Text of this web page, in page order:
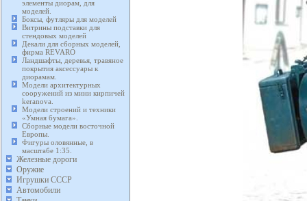
элементы диорам, для
моделей.
Боксы, футляры для моделей
Витрины подставки для
стендовых моделей
Декали для сборных моделей,
фирма REVARO
Ландшафты, деревья, травяное
покрытия аксессуары к
диорамам.
Модели архитектурных
сооружений из мини кирпичей
keranova.
Модели строений и техники
«Умная бумага».
Сборные модели восточной
Европы.
Фигуры оловянные, в
масштабе 1:35.
Железные дороги
Оружие
Игрушки СССР
Автомобили